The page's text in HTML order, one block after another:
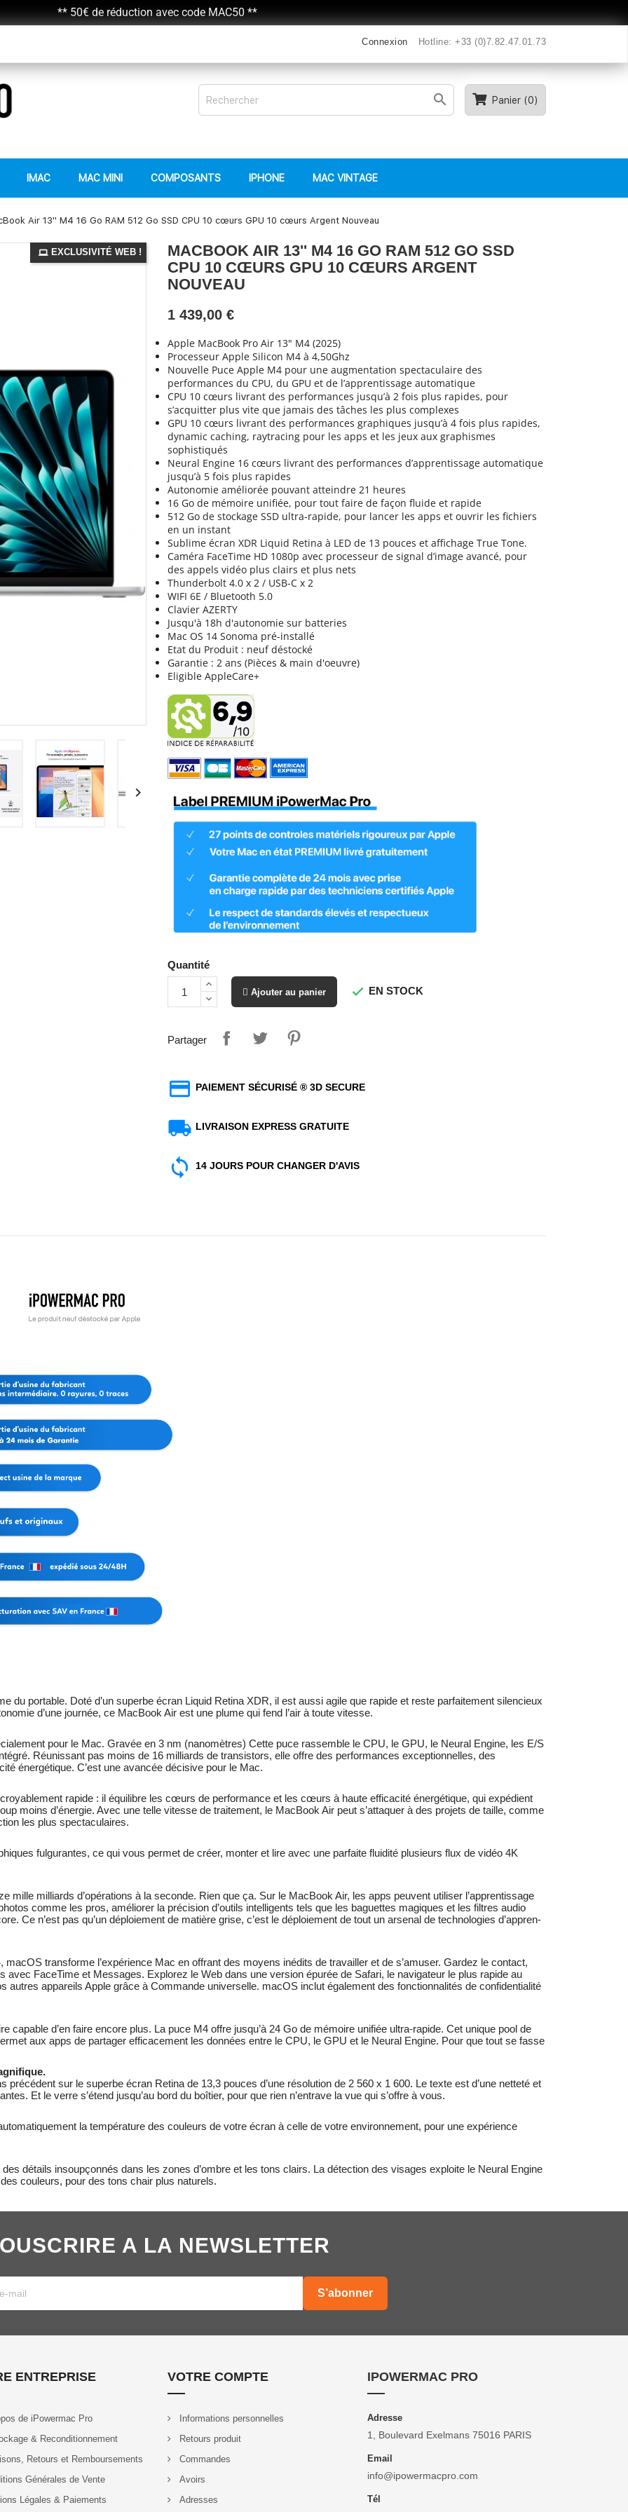
** 50€ de réduction avec code MAC50 **
Connexion Hotline: +33 (0)7.82.47.01.73
Panier (0)

IMAC MAC MINI COMPOSANTS IPHONE MAC VINTAGE
Air 13'' M4 16 Go RAM 512 Go SSD CPU 10 cœurs GPU 10 cœurs Argent Nouveau
EXCLUSIVITÉ WEB !

MACBOOK AIR 13'' M4 16 GO RAM 512 GO SSD
CPU 10 CŒURS GPU 10 CŒURS ARGENT
NOUVEAU
1 439,00 €
Apple MacBook Pro Air 13" M4 (2025)
Processeur Apple Silicon M4 à 4,50Ghz
Nouvelle Puce Apple M4 pour une augmentation spectaculaire des
performances du CPU, du GPU et de l’apprentissage automatique
CPU 10 cœurs livrant des performances jusqu’à 2 fois plus rapides, pour
s’acquitter plus vite que jamais des tâches les plus complexes
GPU 10 cœurs livrant des performances graphiques jusqu’à 4 fois plus rapides,
dynamic caching, raytracing pour les apps et les jeux aux graphismes
sophistiqués
Neural Engine 16 cœurs livrant des performances d’apprentissage automatique
jusqu’à 5 fois plus rapides
Autonomie améliorée pouvant atteindre 21 heures
16 Go de mémoire unifiée, pour tout faire de façon fluide et rapide
512 Go de stockage SSD ultra‐rapide, pour lancer les apps et ouvrir les fichiers
en un instant
Sublime écran XDR Liquid Retina à LED de 13 pouces et affichage True Tone.
Caméra FaceTime HD 1080p avec processeur de signal d’image avancé, pour
des appels vidéo plus clairs et plus nets
Thunderbolt 4.0 x 2 / USB-C x 2
WIFI 6E / Bluetooth 5.0
Clavier AZERTY
Jusqu'à 18h d'autonomie sur batteries
Mac OS 14 Sonoma pré-installé
Etat du Produit : neuf déstocké
Garantie : 2 ans (Pièces & main d'oeuvre)
Eligible AppleCare+
Quantité
 Ajouter au panier  EN STOCK
Partager
PAIEMENT SÉCURISÉ ® 3D SECURE
LIVRAISON EXPRESS GRATUITE
14 JOURS POUR CHANGER D'AVIS
du portable. Doté d’un superbe écran Liquid Retina XDR, il est aussi agile que rapide et reste parfai­te­ment silencieux
d’une journée, ce MacBook Air est une plume qui fend l’air à toute vitesse.
pour le Mac. Gravée en 3 nm (nanomètres) Cette puce rassemble le CPU, le GPU, le Neural Engine, les E/S
Réunis­sant pas moins de 16 milliards de transistors, elle offre des perfor­mances exceptionnelles, des
énergétique. C’est une avancée décisive pour le Mac.
rapide : il équilibre les cœurs de performance et les cœurs à haute efficacité énergétique, qui expédient
moins d’énergie. Avec une telle vitesse de traitement, le MacBook Air peut s’attaquer à des projets de taille, comme
les plus spectaculaires.
fulgurantes, ce qui vous permet de créer, monter et lire avec une parfaite fluidité plusieurs flux de vidéo 4K
mille milliards d’opérations à la seconde. Rien que ça. Sur le MacBook Air, les apps peuvent utiliser l’appren­tissage
comme les pros, améliorer la précision d’outils intelligents tels que les baguettes magiques et les filtres audio
Ce n’est pas qu’un déploie­ment de matière grise, c’est le déploiement de tout un arsenal de techno­logies d’appren­
transforme l’expérience Mac en offrant des moyens inédits de travailler et de s’amuser. Gardez le contact,
FaceTime et Messages. Explorez le Web dans une version épurée de Safari, le navigateur le plus rapide au
autres appareils Apple grâce à Commande universelle. macOS inclut également des fonctionnalités de confiden­tialité
capable d’en faire encore plus. La puce M4 offre jusqu’à 24 Go de mémoire unifiée ultra-rapide. Cet unique pool de
aux apps de partager effica­cement les données entre le CPU, le GPU et le Neural Engine. Pour que tout se fasse
sur le superbe écran Retina de 13,3 pouces d’une résolution de 2 560 x 1 600. Le texte est d’une netteté et
Et le verre s’étend jusqu’au bord du boîtier, pour que rien n’entrave la vue qui s’offre à vous.
la température des couleurs de votre écran à celle de votre environ­ne­ment, pour une expé­ri­ence
détails insoupçonnés dans les zones d’ombre et les tons clairs. La détection des visages exploite le Neural Engine
couleurs, pour des tons chair plus naturels.
A LA NEWSLETTER
ENTREPRISE
de iPowermac Pro
& Reconditionnement
Retours et Remboursements
Générales de Vente
Légales & Paiements
VOTRE COMPTE
Informations personnelles
Retours produit
Commandes
Avoirs
Adresses
IPOWERMAC PRO
Adresse
1, Boulevard Exelmans 75016 PARIS
Email
info@ipowermacpro.com
Tél